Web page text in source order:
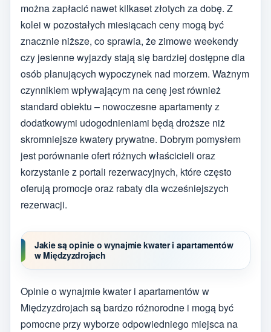
można zapłacić nawet kilkaset złotych za dobę. Z
kolei w pozostałych miesiącach ceny mogą być
znacznie niższe, co sprawia, że zimowe weekendy
czy jesienne wyjazdy stają się bardziej dostępne dla
osób planujących wypoczynek nad morzem. Ważnym
czynnikiem wpływającym na cenę jest również
standard obiektu – nowoczesne apartamenty z
dodatkowymi udogodnieniami będą droższe niż
skromniejsze kwatery prywatne. Dobrym pomysłem
jest porównanie ofert różnych właścicieli oraz
korzystanie z portali rezerwacyjnych, które często
oferują promocje oraz rabaty dla wcześniejszych
rezerwacji.
Jakie są opinie o wynajmie kwater i apartamentów
w Międzyzdrojach
Opinie o wynajmie kwater i apartamentów w
Międzyzdrojach są bardzo różnorodne i mogą być
pomocne przy wyborze odpowiedniego miejsca na